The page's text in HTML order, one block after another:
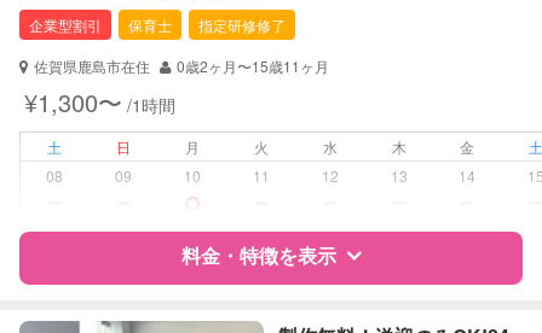
クリンネスト1級
夜間対応
お泊まり保育
障がい児対応 対応可否は個別に相談
企業型割引 保育士
指定研修修了
佐賀県鹿島市在住
0歳2ヶ月〜15歳11ヶ月
¥1,300〜 /1時間
土 日 月 火 水 木 金
08
09 10 11 12 13 14
料金・特徴を表示
特徴 料金 レビュー